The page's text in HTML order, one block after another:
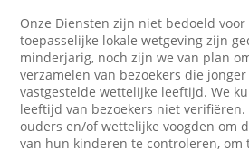
Onze Diensten zijn niet bedoeld
toepasselijke lokale wetgeving zijn
minderjarig, noch zijn we van plan
verzamelen van bezoekers die
vastgestelde wettelijke leeftijd. We
leeftijd van bezoekers niet
ouders en/of wettelijke voogden om
van hun kinderen te controleren, om